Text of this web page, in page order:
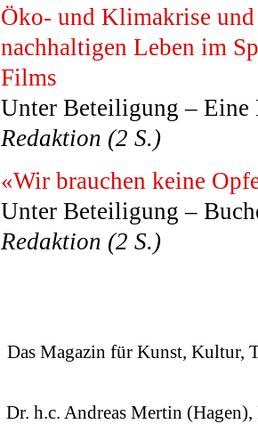
Öko- und Klimakrise und
nachhaltigen Leben im
Films
Unter Beteiligung – Eine
Redaktion (2 S.)
«Wir brauchen keine
Unter Beteiligung –
Redaktion (2 S.)
Das Magazin für Kunst, Kultur,
Dr. h.c. Andreas Mertin